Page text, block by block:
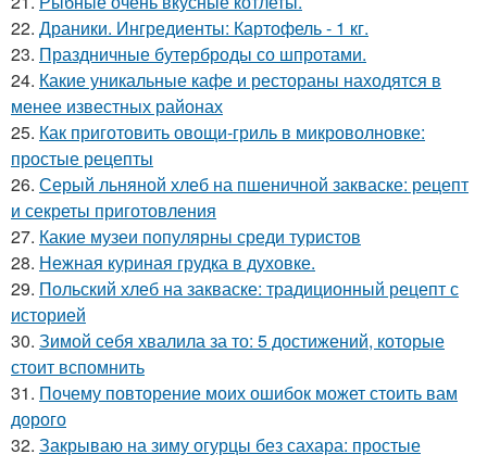
22. Драники. Ингредиенты: Картофель - 1 кг.
23. Праздничные бутерброды со шпротами.
24. Какие уникальные кафе и рестораны находятся в
менее известных районах
25. Как приготовить овощи-гриль в микроволновке:
простые рецепты
26. Серый льняной хлеб на пшеничной закваске: рецепт
и секреты приготовления
27. Какие музеи популярны среди туристов
28. Нежная куриная грудка в духовке.
29. Польский хлеб на закваске: традиционный рецепт с
историей
30. Зимой себя хвалила за то: 5 достижений, которые
стоит вспомнить
31. Почему повторение моих ошибок может стоить вам
дорого
32. Закрываю на зиму огурцы без сахара: простые